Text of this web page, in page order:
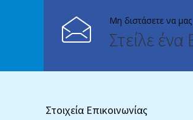
Μη διστάσετε να
Στείλε ένα
Στοιχεία Επικοινωνίας